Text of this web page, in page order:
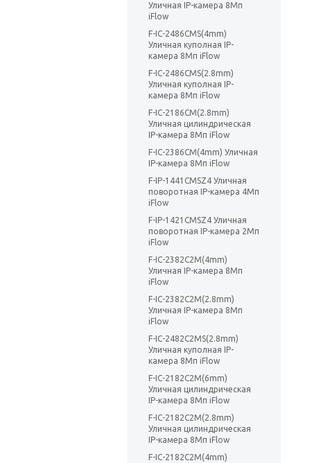
Уличная IP-камера 8Мп
iFlow
F-IC-2486CMS(4mm)
Уличная куполная IP-
камера 8Мп iFlow
F-IC-2486CMS(2.8mm)
Уличная куполная IP-
камера 8Мп iFlow
F-IC-2186CM(2.8mm)
Уличная цилиндрическая
IP-камера 8Мп iFlow
F-IC-2386CM(4mm) Уличная
IP-камера 8Мп iFlow
F-IP-1441CMSZ4 Уличная
поворотная IP-камера 4Мп
iFlow
F-IP-1421CMSZ4 Уличная
поворотная IP-камера 2Мп
iFlow
F-IC-2382C2M(4mm)
Уличная IP-камера 8Мп
iFlow
F-IC-2382C2M(2.8mm)
Уличная IP-камера 8Мп
iFlow
F-IC-2482C2MS(2.8mm)
Уличная куполная IP-
камера 8Мп iFlow
F-IC-2182C2M(6mm)
Уличная цилиндрическая
IP-камера 8Мп iFlow
F-IC-2182C2M(2.8mm)
Уличная цилиндрическая
IP-камера 8Мп iFlow
F-IC-2182C2M(4mm)